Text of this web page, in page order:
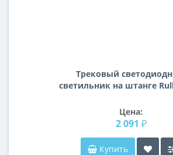
Трековый
светильник на штанге
Цена:
2 091 ₽
Купить